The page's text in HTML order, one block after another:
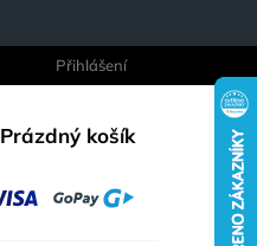
Přihlášení
Nákupní
Prázdný košík